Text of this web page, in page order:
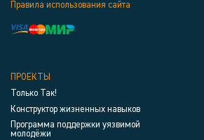
Правила использования сайта
ПРОЕКТЫ
Только Так!
Конструктор жизненных навыков
Программа поддержки уязвимой
молодёжи